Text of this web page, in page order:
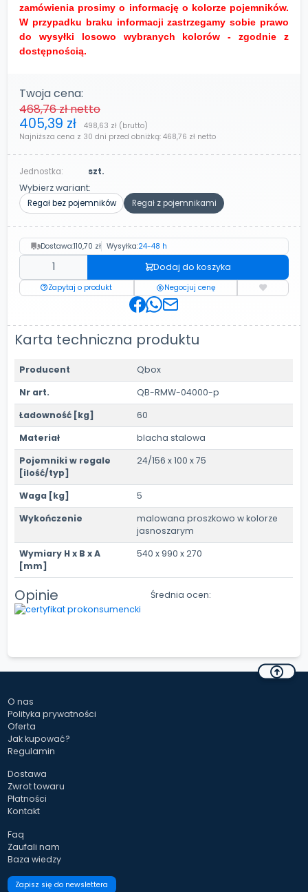
zamówienia prosimy o informację o kolorze pojemników.
W przypadku braku informacji zastrzegamy sobie prawo
do wysyłki losowo wybranych kolorów - zgodnie z
dostępnością.
Twoja cena:
468,76 złnetto
405,39 zł 498,63 zł (brutto)
Najniższa cena z 30 dni przed obniżką:468,76 zł netto
Jednostka: szt.
Wybierz wariant:
Regał bez pojemników Regał z pojemnikami
Dostawa:110,70 zł Wysyłka:24-48 h
Dodaj do koszyka
Zapytaj o produkt Negocjuj cenę
Karta techniczna produktu
Producent
Qbox
Nr art.
QB-RMW-04000-p
Ładowność [kg]
60
Materiał
blacha stalowa
Pojemniki w regale
[ilość/typ]
24/156 x 100 x 75
Waga [kg]
5
Wykończenie
malowana proszkowo w kolorze
jasnoszarym
Wymiary H x B x A
[mm]
540 x 990 x 270
Opinie Średnia ocen:
O nas
Polityka prywatności
Oferta
Jak kupować?
Regulamin
Dostawa
Zwrot towaru
Płatności
Kontakt
Faq
Zaufali nam
Baza wiedzy
Zapisz się do newslettera